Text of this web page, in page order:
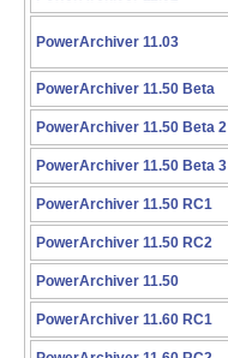
PowerArchiver 11.03
PowerArchiver 11.50 Beta
PowerArchiver 11.50 Beta 2
PowerArchiver 11.50 Beta 3
PowerArchiver 11.50 RC1
PowerArchiver 11.50 RC2
PowerArchiver 11.50
PowerArchiver 11.60 RC1